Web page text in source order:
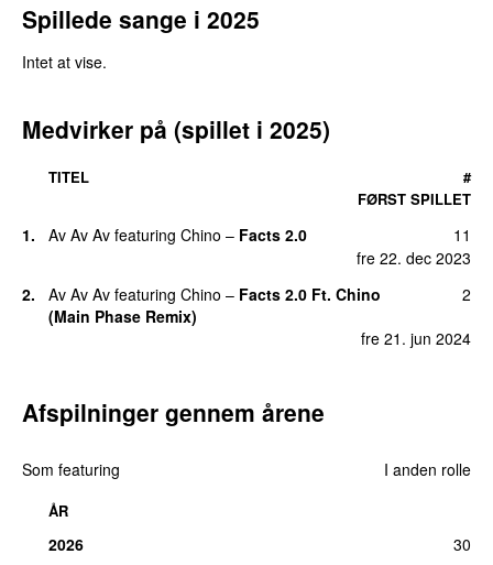
Spillede sange i 2025
Intet at vise.
Medvirker på (spillet i 2025)
TITEL
FØRST SPILLET
#
1. Av Av Av featuring Chino – Facts 2.0
fre 22. dec 2023
11
2. Av Av Av featuring Chino – Facts 2.0 Ft. Chino
(Main Phase Remix)
fre 21. jun 2024
2
Afspilninger gennem årene
Som featuring I anden rolle
ÅR
2026
30